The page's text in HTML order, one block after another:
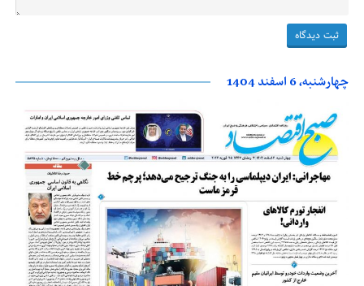
چهارشنبه، 6 اسفند 1404